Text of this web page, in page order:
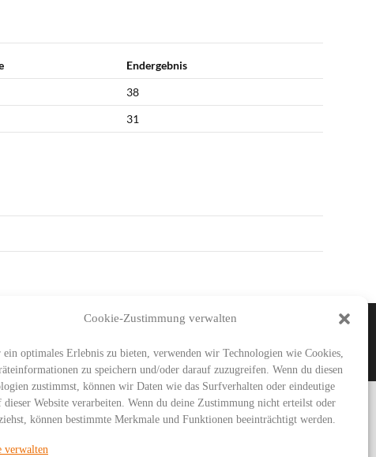
Cookie-Zustimmung verwalten
optimales Erlebnis zu bieten, verwenden wir Technologien wie Cookies,
zu speichern und/oder darauf zuzugreifen. Wenn du diesen
zustimmst, können wir Daten wie das Surfverhalten oder eindeutige
dieser Website verarbeiten. Wenn du deine Zustimmung nicht erteilst oder
können bestimmte Merkmale und Funktionen beeinträchtigt werden.
verwalten
Endergebnis
38
31